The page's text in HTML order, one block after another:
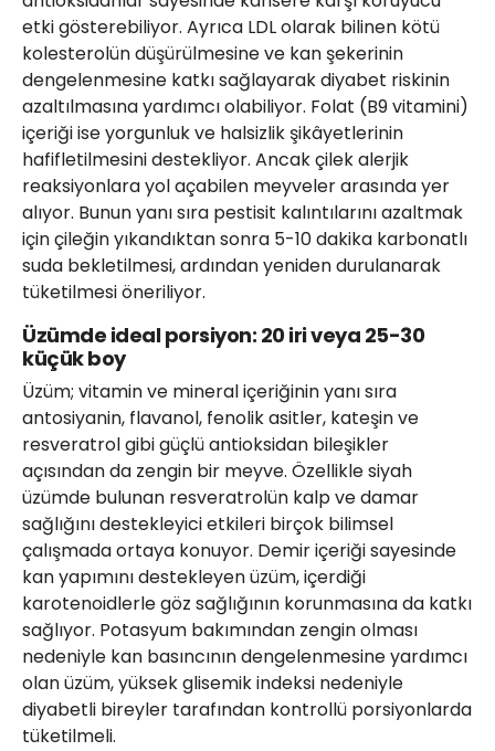
etki gösterebiliyor. Ayrıca LDL olarak bilinen kötü
kolesterolün düşürülmesine ve kan şekerinin
dengelenmesine katkı sağlayarak diyabet riskinin
azaltılmasına yardımcı olabiliyor. Folat (B9 vitamini)
içeriği ise yorgunluk ve halsizlik şikâyetlerinin
hafifletilmesini destekliyor. Ancak çilek alerjik
reaksiyonlara yol açabilen meyveler arasında yer
alıyor. Bunun yanı sıra pestisit kalıntılarını azaltmak
için çileğin yıkandıktan sonra 5-10 dakika karbonatlı
suda bekletilmesi, ardından yeniden durulanarak
tüketilmesi öneriliyor.
Üzümde ideal porsiyon: 20 iri veya 25-30
küçük boy
Üzüm; vitamin ve mineral içeriğinin yanı sıra
antosiyanin, flavanol, fenolik asitler, kateşin ve
resveratrol gibi güçlü antioksidan bileşikler
açısından da zengin bir meyve. Özellikle siyah
üzümde bulunan resveratrolün kalp ve damar
sağlığını destekleyici etkileri birçok bilimsel
çalışmada ortaya konuyor. Demir içeriği sayesinde
kan yapımını destekleyen üzüm, içerdiği
karotenoidlerle göz sağlığının korunmasına da katkı
sağlıyor. Potasyum bakımından zengin olması
nedeniyle kan basıncının dengelenmesine yardımcı
olan üzüm, yüksek glisemik indeksi nedeniyle
diyabetli bireyler tarafından kontrollü porsiyonlarda
tüketilmeli.